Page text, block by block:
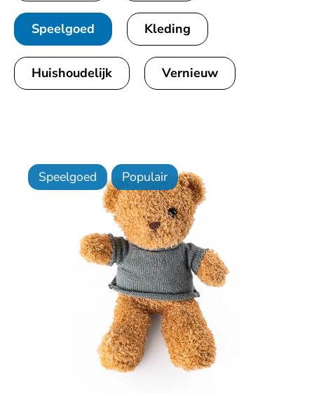
Speelgoed Kleding
Huishoudelijk Vernieuw
Speelgoed Populair